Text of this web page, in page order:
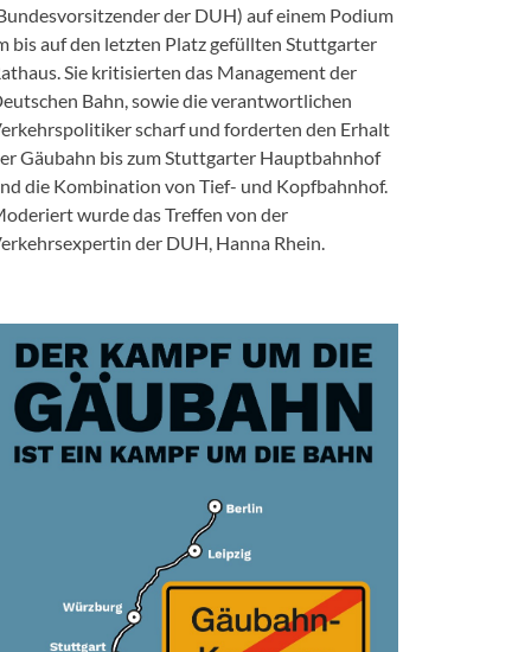
der DUH) auf einem Podium
bis auf den letzten Platz gefüllten Stuttgarter
Sie kritisierten das Management der
Bahn, sowie die verantwortlichen
scharf und forderten den Erhalt
Gäubahn bis zum Stuttgarter Hauptbahnhof
die Kombination von Tief- und Kopfbahnhof.
wurde das Treffen von der
der DUH, Hanna Rhein.